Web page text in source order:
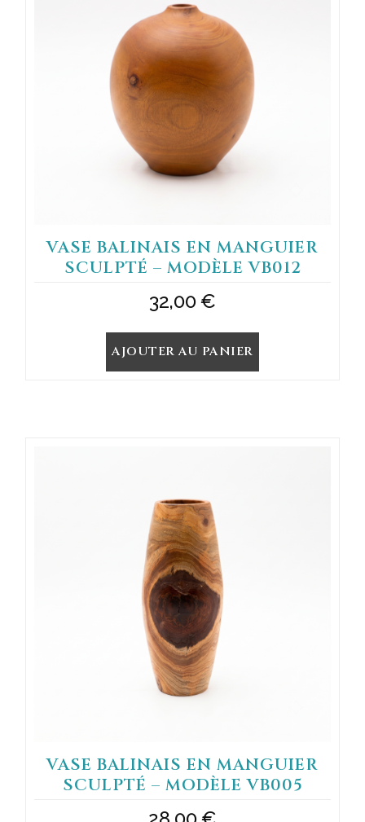
VASE BALINAIS EN MANGUIER
SCULPTÉ – MODÈLE VB012
32,00€
AJOUTER AU PANIER
VASE BALINAIS EN MANGUIER
SCULPTÉ – MODÈLE VB005